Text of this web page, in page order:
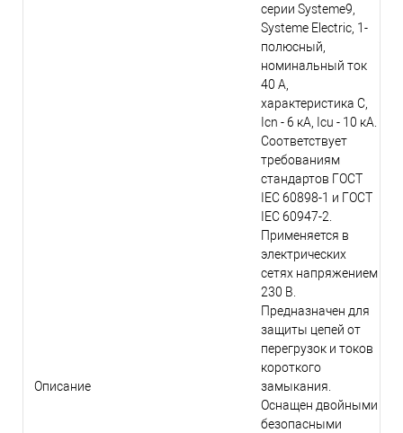
Описание
серии Systeme9,
Systeme Electric, 1-
полюсный,
номинальный ток
40 А,
характеристика C,
Icn - 6 кА, Icu - 10 кА.
Соответствует
требованиям
стандартов ГОСТ
IEC 60898-1 и ГОСТ
IEC 60947-2.
Применяется в
электрических
сетях напряжением
230 В.
Предназначен для
защиты цепей от
перегрузок и токов
короткого
замыкания.
Оснащен двойными
безопасными